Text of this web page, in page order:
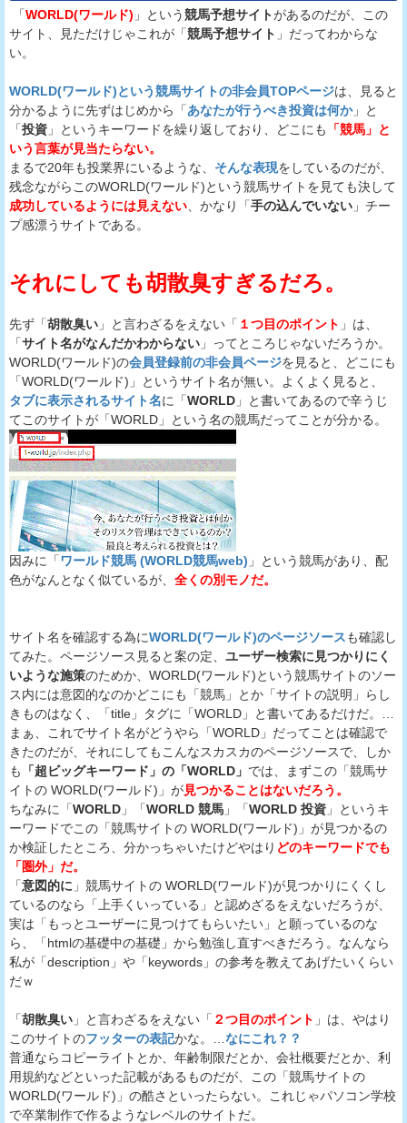
「WORLD(ワールド) 」という競馬予想サイトがあるのだが、この
サイト、見ただけじゃこれが「競馬予想サイト 」だってわからな
い。
WORLD(ワールド)という競馬サイトの非会員TOPページは、見ると
分かるように先ずはじめから「あなたが行うべき投資は何か」と
「投資 」というキーワードを繰り返しており、どこにも
「競馬」と
いう言葉が見当たらない。
まるで20年も投業界にいるような、 そんな表現をしているのだが、
残念ながらこのWORLD(ワールド)という競馬サイトを見ても決して
成功しているようには見えない 、かなり「手の込んでいない 」チー
プ感漂うサイトである。
それにしても胡散臭すぎるだろ。
先ず「胡散臭い 」と言わざるをえない「 １つ目のポイント 」は、
「サイト名がなんだかわからない 」ってところじゃないだろうか。
WORLD(ワールド)の会員登録前の非会員ページを見ると、どこにも
「WORLD(ワールド)」というサイト名が無い。よくよく見ると、
タブに表示されるサイト名に「WORLD 」と書いてあるので辛うじ
てこのサイトが「WORLD」という名の競馬だってことが分かる。
因みに「 ワールド競馬 (WORLD競馬web) 」という競馬があり、配
色がなんとなく似ているが、 全くの別モノだ。
サイト名を確認する為にWORLD(ワールド)のページソースも確認し
てみた。ページソース見ると案の定、 ユーザー検索に見つかりにく
いような施策のためか、WORLD(ワールド)という競馬サイトのソー
ス内には意図的なのかどこにも「競馬」とか「サイトの説明」らし
きものはなく、「title」タグに「WORLD」と書いてあるだけだ。…
まぁ、これでサイト名がどうやら「WORLD」だってことは確認で
きたのだが、それにしてもこんなスカスカのページソースで、しか
も
「超ビッグキーワード」の「WORLD」 では、まずこの「競馬サ
イトの WORLD(ワールド)」が見つかることはないだろう。
ちなみに「WORLD 」「WORLD 競馬 」「WORLD 投資 」というキ
ーワードでこの「競馬サイトの WORLD(ワールド)」が見つかるの
か検証したところ、分かっちゃいたけどやはり どのキーワードでも
「圏外」だ。
「意図的に 」競馬サイトの WORLD(ワールド)が見つかりにくくし
ているのなら「上手くいっている」と認めざるをえないだろうが、
実は「もっとユーザーに見つけてもらいたい」と願っているのな
ら、「htmlの基礎中の基礎」から勉強し直すべきだろう。なんなら
私が「description」や「keywords」の参考を教えてあげたいくらい
だｗ
「胡散臭い 」と言わざるをえない「 ２つ目のポイント 」は、やはり
このサイトのフッターの表記かな。… なにこれ？？
普通ならコピーライトとか、年齢制限だとか、会社概要だとか、利
用規約などといった記載があるものだが、この「競馬サイトの
WORLD(ワールド)」の酷さといったらない。これじゃパソコン学校
で卒業制作で作るようなレベルのサイトだ。